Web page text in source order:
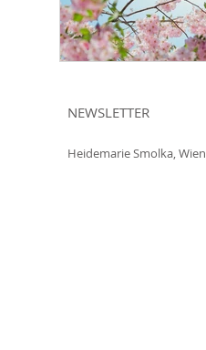
NEWSLETTER
Heidemarie Smolka, Wien